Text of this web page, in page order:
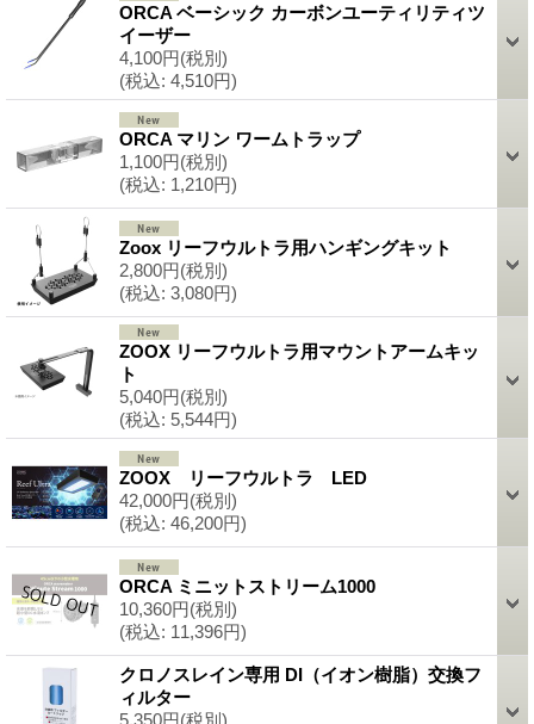
ORCA ベーシック カーボンユーティリティツ
イーザー
4,100円(税別)
(税込: 4,510円)
ORCA マリン ワームトラップ
1,100円(税別)
(税込: 1,210円)
Zoox リーフウルトラ用ハンギングキット
2,800円(税別)
(税込: 3,080円)
ZOOX リーフウルトラ用マウントアームキッ
ト
5,040円(税別)
(税込: 5,544円)
ZOOX リーフウルトラ LED
42,000円(税別)
(税込: 46,200円)
ORCA ミニットストリーム1000
10,360円(税別)
(税込: 11,396円)
クロノスレイン専用 DI（イオン樹脂）交換フ
ィルター
5,350円(税別)